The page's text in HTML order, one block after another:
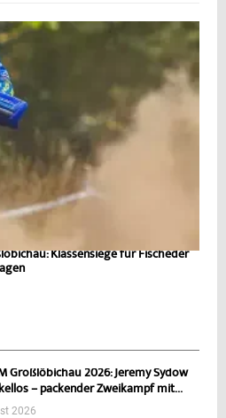
Klassensiege für Fischeder
Großlöbichau 2026: Jeremy Sydow
– packender Zweikampf mit...
2026